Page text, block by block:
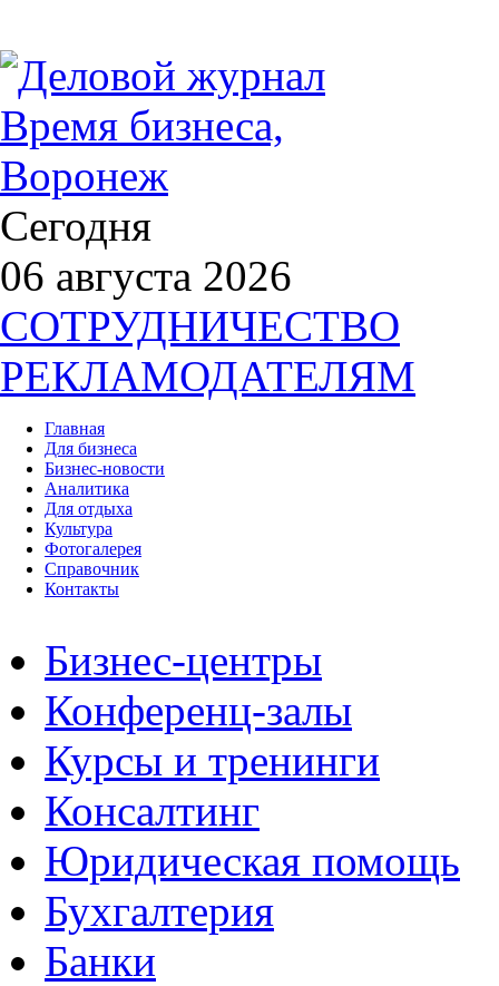
Сегодня
06 августа 2026
СОТРУДНИЧЕСТВО
РЕКЛАМОДАТЕЛЯМ
Главная
Для бизнеса
Бизнес-новости
Аналитика
Для отдыха
Культура
Фотогалерея
Справочник
Контакты
Бизнес-центры
Конференц-залы
Курсы и тренинги
Консалтинг
Юридическая помощь
Бухгалтерия
Банки